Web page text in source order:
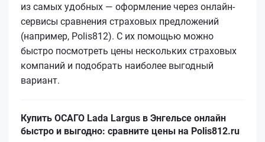
из самых удобных — оформление через онлайн-
сервисы сравнения страховых предложений
(например, Polis812). С их помощью можно
быстро посмотреть цены нескольких страховых
компаний и подобрать наиболее выгодный
вариант.
Купить ОСАГО Lada Largus в Энгельсе онлайн
быстро и выгодно: сравните цены на Polis812.ru